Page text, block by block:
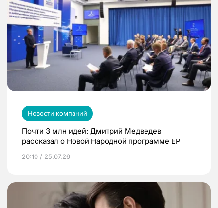
Новости компаний
Почти 3 млн идей: Дмитрий Медведев
рассказал о Новой Народной программе ЕР
20:10 / 25.07.26